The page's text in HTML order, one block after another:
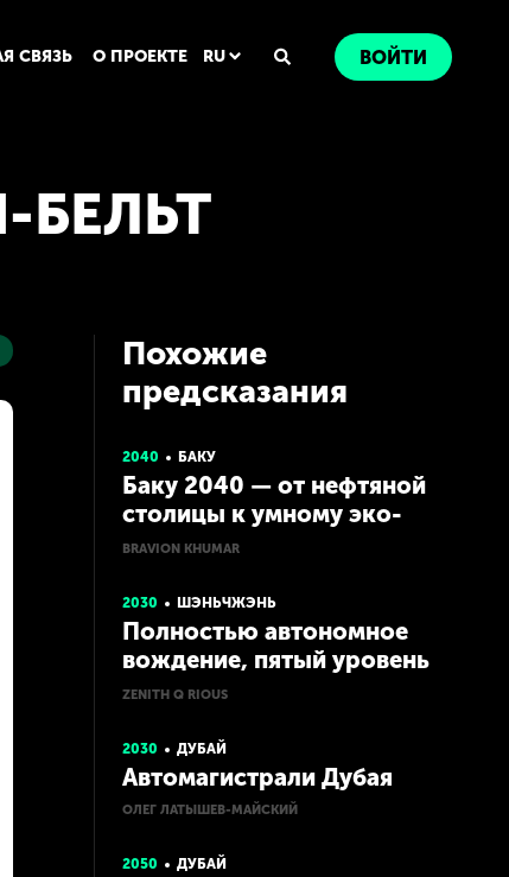
СВЯЗЬ О ПРОЕКТЕ RU ВОЙТИ
Похожие
предсказания
2040 БАКУ
Баку 2040 — от нефтяной
столицы к умному эко-
хабу Каспия
BRAVION KHUMAR
2030 ШЭНЬЧЖЭНЬ
Полностью автономное
вождение, пятый уровень
автономности
ZENITH Q RIOUS
2030 ДУБАЙ
Автомагистрали Дубая
ОЛЕГ ЛАТЫШЕВ-МАЙСКИЙ
2050 ДУБАЙ